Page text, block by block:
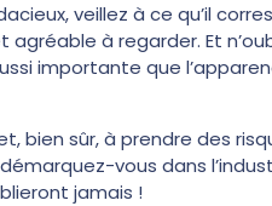
veillez à ce qu’il
à regarder. Et
importante que
bien sûr, à prendre des
vous dans
jamais !